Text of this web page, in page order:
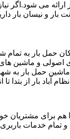
می شود.اگر
و نیسان بار
حمل بار به تمام
اصولی و ماشین
حمل بار به
بار از بتدا تا
را هم برای
تمام خدمات